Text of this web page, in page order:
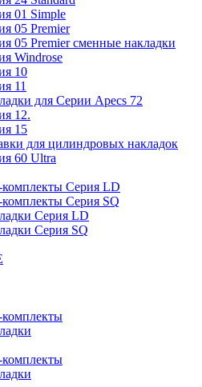
01 Simple
05 Premier
05 Premier сменные накладки
Windrose
10
11
для Серии Apecs 72
12.
15
для цилиндровых накладок
60 Ultra
Серия LD
Серия SQ
Серия LD
Серия SQ